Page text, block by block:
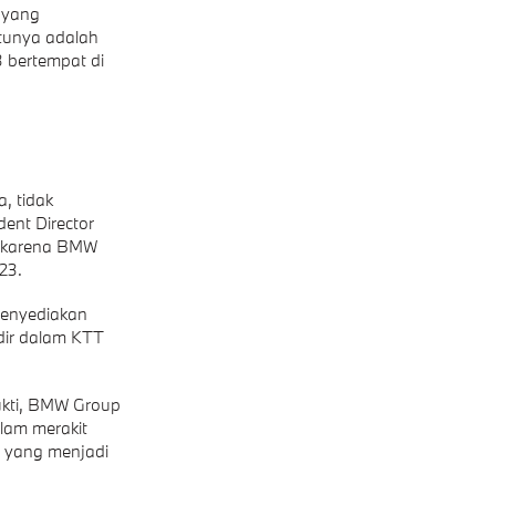
adalah
bertempat di
tidak
Director
BMW
dalam KTT
BMW Group
merakit
yang menjadi